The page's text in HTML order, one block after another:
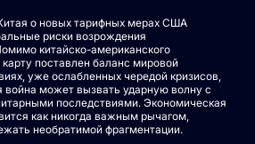
о новых тарифных мерах США
риски возрождения
китайско-американского
поставлен баланс мировой
уже ослабленных чередой кризисов,
война может вызвать ударную волну с
последствиями. Экономическая
как никогда важным рычагом,
необратимой фрагментации.